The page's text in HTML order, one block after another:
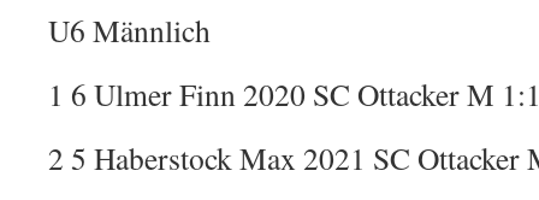
U6 Männlich
1 6 Ulmer Finn 2020 SC Ottacker M
2 5 Haberstock Max 2021 SC Ottacker